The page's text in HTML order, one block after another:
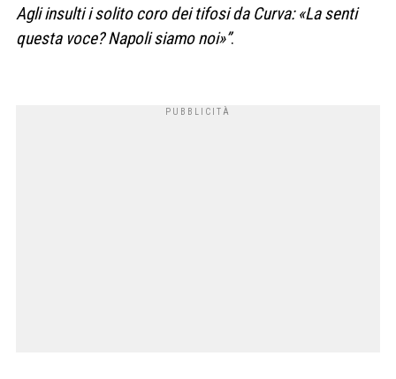
Agli insulti i solito coro dei tifosi da Curva: «La senti
questa voce? Napoli siamo noi»”.